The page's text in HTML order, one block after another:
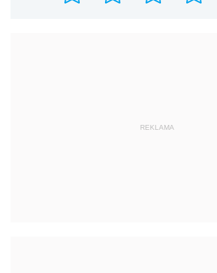
REKLAMA